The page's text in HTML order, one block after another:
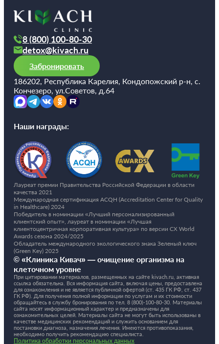
8 (800) 100-80-30
detox@kivach.ru
Забронировать
186202, Республика Карелия, Кондопожский р-н, с.
Кончезеро, ул.Советов, д.64
Наши награды:
Лауреат премии Правительства Российской Федерации в области
качества 2021
Международная сертификация ACQH (Accreditation Center for Quality
in Healthcare) 2024
Победитель в номинации «Лучший персонализированный
клиентский опыт», лауреат в номинации «Лучшая
клиентоцентричная корпоративная культура» по версии CX World
Awards сезона 2024/2025
Обладатель международного экологического знака Зеленый ключ
(Green Key) 2025
© «Клиника Кивач» — очищение организма на
клеточном уровне
При цитировании материалов, размещенных на сайте kivach.ru, активная
ссылка обязательна. Вся информация сайта, включая цены, предоставлена
для ознакомления и не является публичной офертой (ст. 435 ГК РФ, cт. 437
ГК РФ). Для получения полной информации по услугам и их стоимости
обращайтесь в службу бронирования по тел. 8 (800)-100-80-30. Материалы
сайта носят информационный характер и предназначены для
ознакомительных целей. Материалы сайта не могут быть использованы в
качестве медицинских рекомендаций и служить основанием для
постановки диагноза, назначения лечения. Имеются противопоказания,
необходимо получить рекомендацию специалиста.
Политика обработки персональных данных